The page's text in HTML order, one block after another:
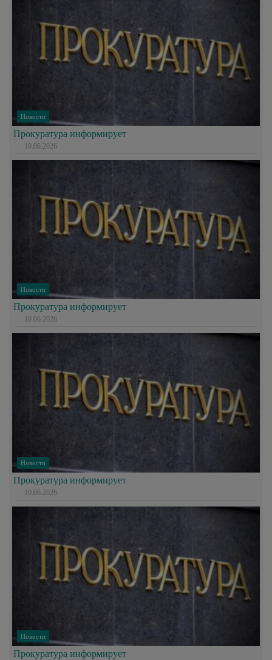
Новости
Прокуратура информирует
10.06.2026
Новости
Прокуратура информирует
10.06.2026
Новости
Прокуратура информирует
10.06.2026
Новости
Прокуратура информирует